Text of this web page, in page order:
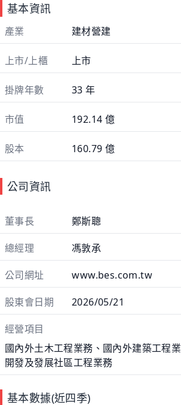
基本資訊
產業 建材營建
上市/上櫃 上市
掛牌年數 33 年
市值 192.14 億
股本 160.79 億
公司資訊
董事長 鄭斯聰
總經理 馮敦承
公司網址 www.bes.com.tw
股東會日期 2026/05/21
經營項目
國內外土木工程業務、國內外建築工程
開發及發展社區工程業務
基本數據(近四季)